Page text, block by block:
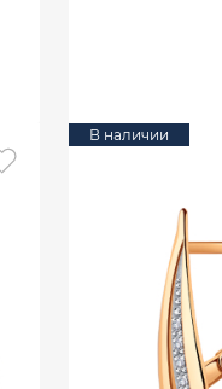
В наличии